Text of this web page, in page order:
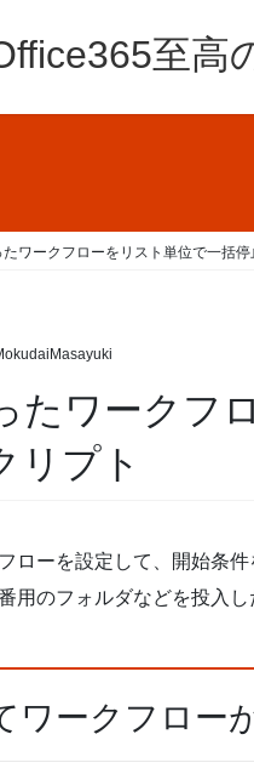
至高
ワークフローをリスト単位で一括停
たワークフ
リプト
ローを設定して、開始条
用のフォルダなどを投入し
ワークフロー